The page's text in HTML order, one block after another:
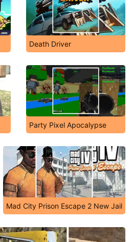
Death Driver
Party Pixel Apocalypse
Mad City Prison Escape 2 New Jail